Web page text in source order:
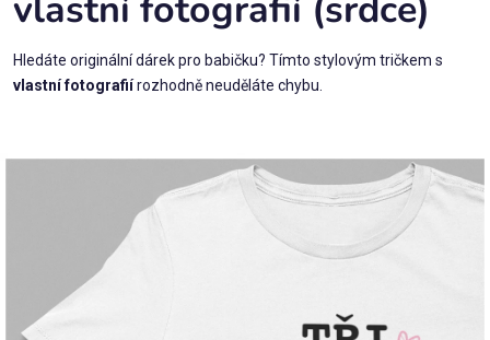
Rodina
Láska
Domácnost
Hledáte originální dárek pro babičku? Tímto stylovým tričkem s
vlastní fotografiírozhodně neuděláte chybu.